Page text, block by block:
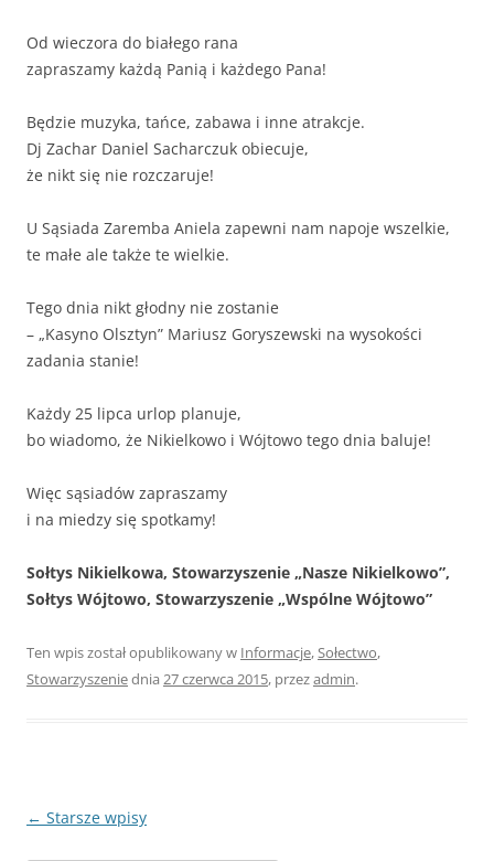
Od wieczora do białego rana
zapraszamy każdą Panią i każdego Pana!
Będzie muzyka, tańce, zabawa i inne atrakcje.
Dj Zachar Daniel Sacharczuk obiecuje,
że nikt się nie rozczaruje!
U Sąsiada Zaremba Aniela zapewni nam napoje wszelkie,
te małe ale także te wielkie.
Tego dnia nikt głodny nie zostanie
– „Kasyno Olsztyn” Mariusz Goryszewski na wysokości
zadania stanie!
Każdy 25 lipca urlop planuje,
bo wiadomo, że Nikielkowo i Wójtowo tego dnia baluje!
Więc sąsiadów zapraszamy
i na miedzy się spotkamy!
Sołtys Nikielkowa, Stowarzyszenie „Nasze Nikielkowo”,
Sołtys Wójtowo, Stowarzyszenie „Wspólne Wójtowo”
Ten wpis został opublikowany w Informacje,Sołectwo,
Stowarzyszeniednia 27 czerwca 2015, przezadmin.
Nawigacja
← Starsze wpisy